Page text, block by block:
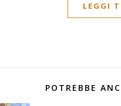
LEGGI
POTREBBE